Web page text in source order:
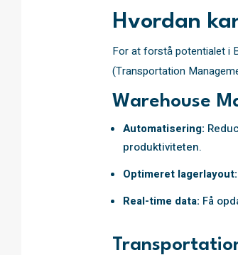
Hvordan
For at forstå potentialet i
(Transportation
Warehouse
Automatisering:
produktiviteten.
Optimeret lagerlayout:
Real-time data: Få